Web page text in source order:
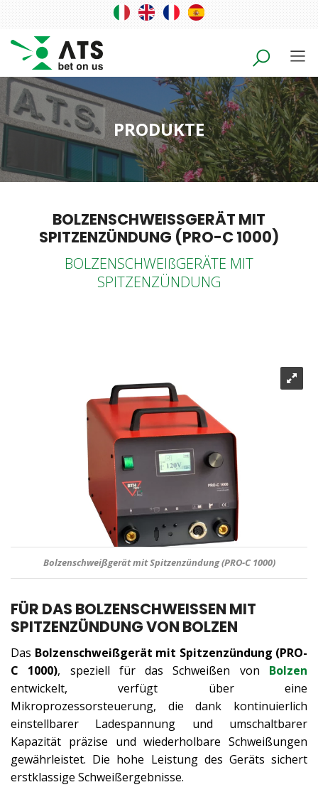
PRODUKTE
BOLZENSCHWEISSGERÄT MIT
SPITZENZÜNDUNG (PRO-C 1000)
BOLZENSCHWEIßGERÄTE MIT
SPITZENZÜNDUNG
Bolzenschweißgerät mit Spitzenzündung (PRO-C 1000)
FÜR DAS BOLZENSCHWEISSEN MIT
SPITZENZÜNDUNG VON BOLZEN
Das Bolzenschweißgerät mit Spitzenzündung (PRO-
C 1000), speziell für das Schweißen von Bolzen
entwickelt, verfügt über eine
Mikroprozessorsteuerung, die dank kontinuierlich
einstellbarer Ladespannung und umschaltbarer
Kapazität präzise und wiederholbare Schweißungen
gewährleistet. Die hohe Leistung des Geräts sichert
erstklassige Schweißergebnisse.